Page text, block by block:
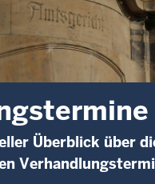
Überblick über